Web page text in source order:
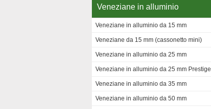
Veneziane in alluminio
Veneziane in alluminio da 15 mm
Veneziane da 15 mm (cassonetto mini)
Veneziane in alluminio da 25 mm
Veneziane in alluminio da 25 mm Prestige
Veneziane in alluminio da 35 mm
Veneziane in alluminio da 50 mm